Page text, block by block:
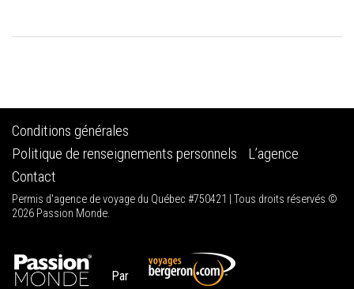
Conditions générales
Politique de renseignements personnels
L’agence
Contact
Permis d'agence de voyage du Québec #750421 | Tous droits réservés ©
2026 Passion Monde.
Par